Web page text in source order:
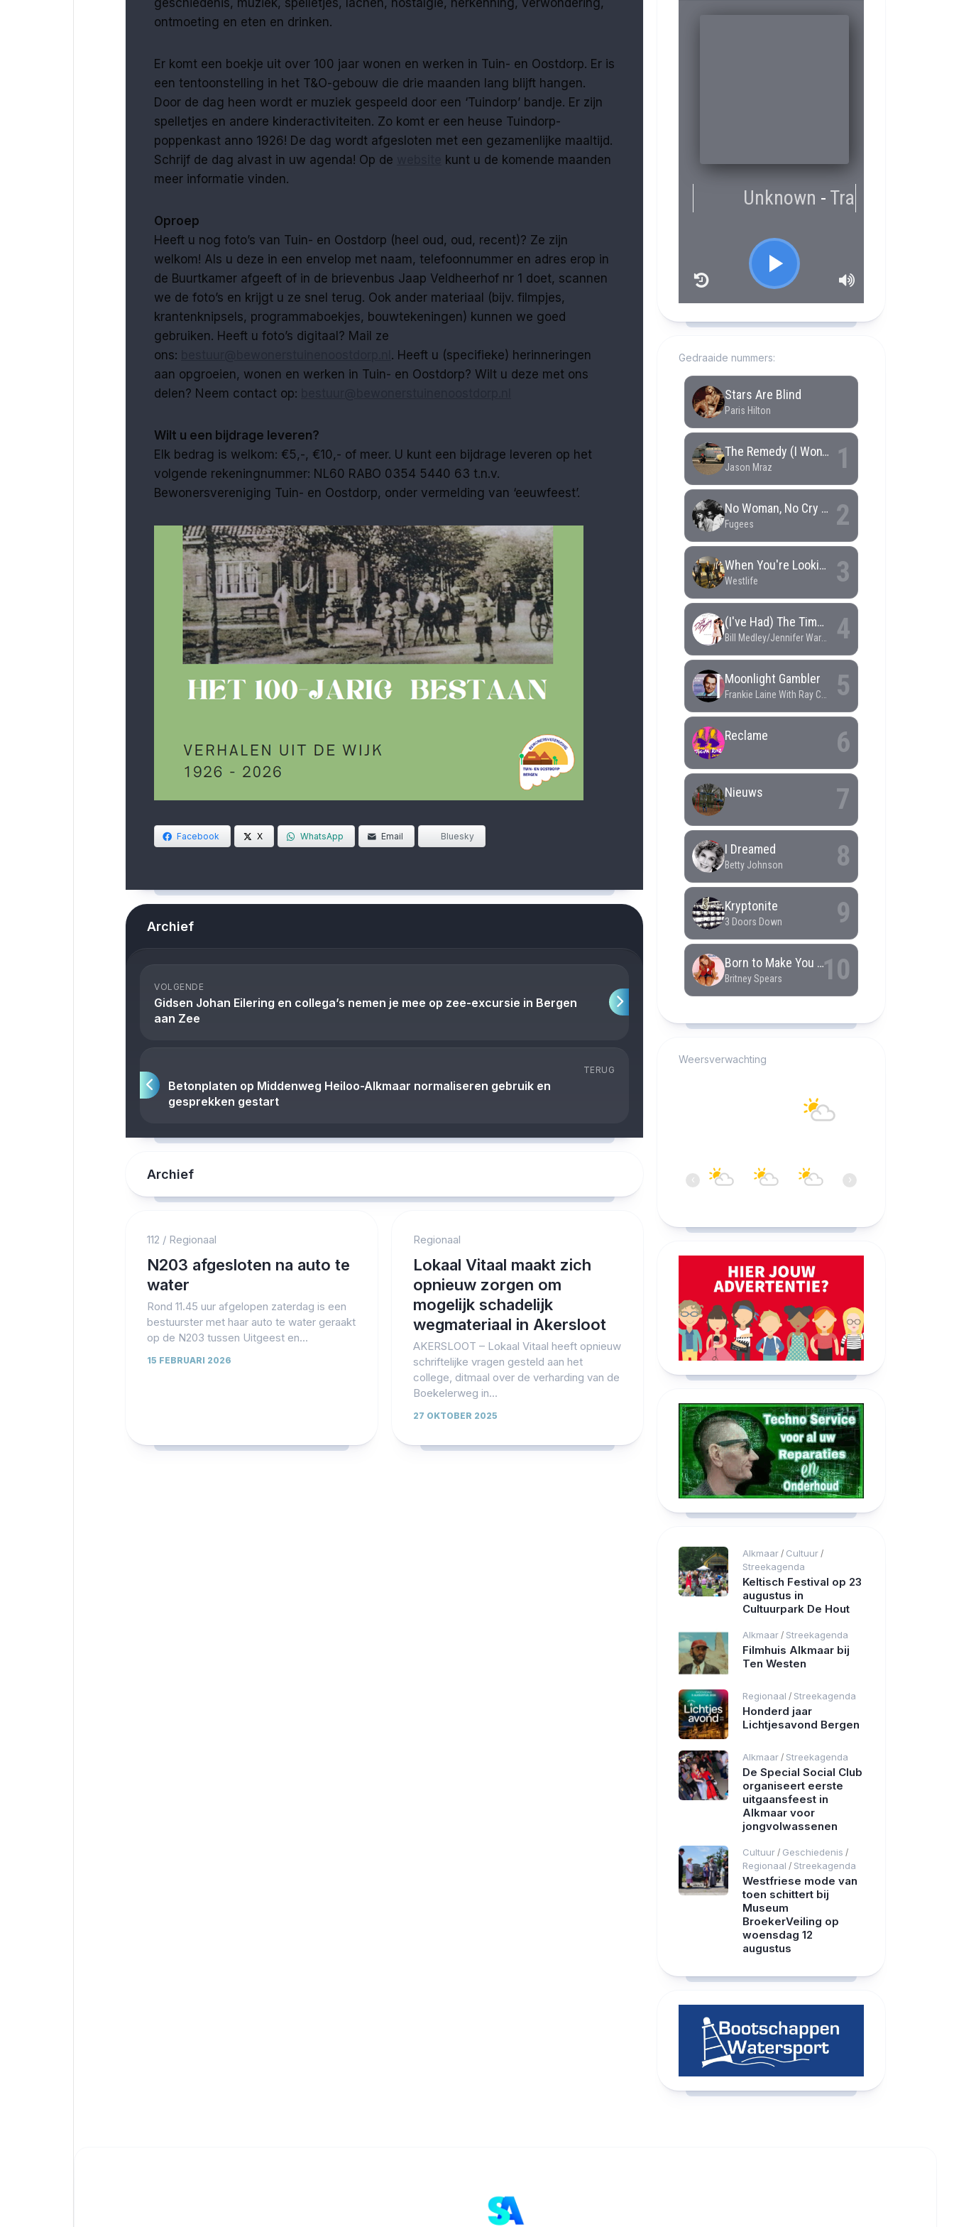
geschiedenis, muziek, spelletjes, lachen, nostalgie, herkenning, verwondering,
ontmoeting en eten en drinken.
Er komt een boekje uit over 100 jaar wonen en werken in Tuin- en Oostdorp. Er is
een tentoonstelling in het T&O-gebouw die drie maanden lang blijft hangen.
Door de dag heen wordt er muziek gespeeld door een ‘Tuindorp’ bandje. Er zijn
spelletjes en andere kinderactiviteiten. Zo komt er een heuse Tuindorp-
poppenkast anno 1926! De dag wordt afgesloten met een gezamenlijke maaltijd.
Schrijf de dag alvast in uw agenda! Op de
kunt u de komende maanden
meer informatie vinden.
Oproep
Heeft u nog foto’s van Tuin- en Oostdorp (heel oud, oud, recent)? Ze zijn
welkom! Als u deze in een envelop met naam, telefoonnummer en adres erop in
de Buurtkamer afgeeft of in de brievenbus Jaap Veldheerhof nr 1 doet, scannen
we de foto’s en krijgt u ze snel terug. Ook ander materiaal (bijv. filmpjes,
krantenknipsels, programmaboekjes, bouwtekeningen) kunnen we goed
gebruiken. Heeft u foto’s digitaal? Mail ze
ons:
. Heeft u (specifieke) herinneringen
aan opgroeien, wonen en werken in Tuin- en Oostdorp? Wilt u deze met ons
delen? Neem contact op:
Wilt u een bijdrage leveren?
Elk bedrag is welkom: €5,-, €10,- of meer. U kunt een bijdrage leveren op het
volgende rekeningnummer: NL60 RABO 0354 5440 63 t.n.v.
Bewonersvereniging Tuin- en Oostdorp, onder vermelding van ‘eeuwfeest’.
Facebook X WhatsApp Email Bluesky
Archief
VOLGENDE
Gidsen Johan Eilering en collega’s nemen je mee op zee-excursie in Bergen
aan Zee
TERUG
Betonplaten op Middenweg Heiloo-Alkmaar normaliseren gebruik en
gesprekken gestart
Archief
112 / Regionaal
N203 afgesloten na auto te
water
Rond 11.45 uur afgelopen zaterdag is een
bestuurster met haar auto te water geraakt
op de N203 tussen Uitgeest en...
15 FEBRUARI 2026
Regionaal
Lokaal Vitaal maakt zich
opnieuw zorgen om
mogelijk schadelijk
wegmateriaal in Akersloot
AKERSLOOT – Lokaal Vitaal heeft opnieuw
schriftelijke vragen gesteld aan het
college, ditmaal over de verharding van de
Boekelerweg in...
27 OKTOBER 2025
Gedraaide nummers:
Weersverwachting
‹ ›
Alkmaar / Cultuur /
Streekagenda
Keltisch Festival op 23
augustus in
Cultuurpark De Hout
Alkmaar / Streekagenda
Filmhuis Alkmaar bij
Ten Westen
Regionaal / Streekagenda
Honderd jaar
Lichtjesavond Bergen
Alkmaar / Streekagenda
De Special Social Club
organiseert eerste
uitgaansfeest in
Alkmaar voor
jongvolwassenen
Cultuur / Geschiedenis /
Regionaal / Streekagenda
Westfriese mode van
toen schittert bij
Museum
BroekerVeiling op
woensdag 12
augustus